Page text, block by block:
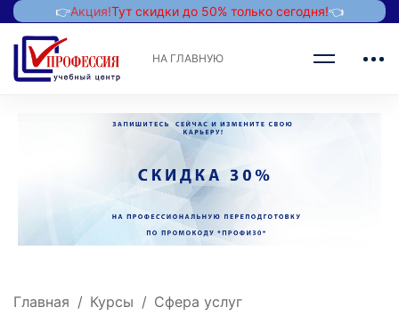
👉Акция!Тут скидки до 50% только сегодня!👈
НА ГЛАВНУЮ
Главная Курсы
Сфера услуг